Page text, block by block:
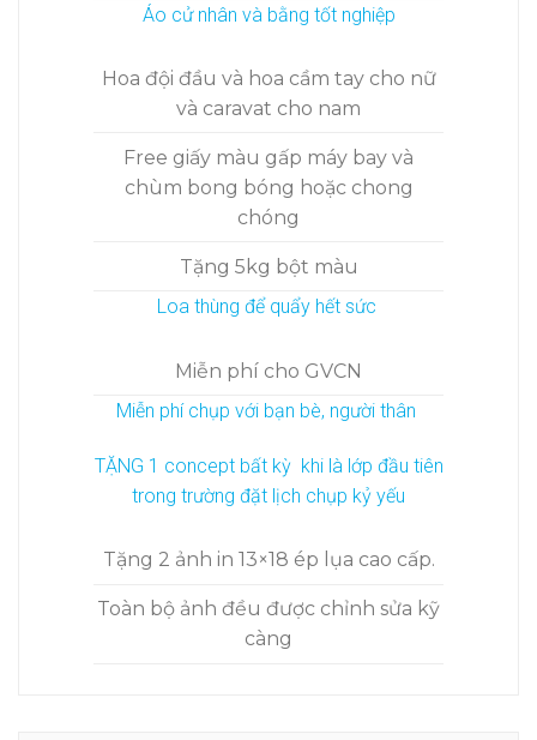
Áo cử nhân và bằng tốt nghiệp
Hoa đội đầu và hoa cầm tay cho nữ
và caravat cho nam
Free giấy màu gấp máy bay và
chùm bong bóng hoặc chong
chóng
Tặng 5kg bột màu
Loa thùng để quẩy hết sức
Miễn phí cho GVCN
Miễn phí chụp với bạn bè, người thân
TẶNG 1 concept bất kỳ khi là lớp đầu tiên
trong trường đặt lịch chụp kỷ yếu
Tặng 2 ảnh in 13×18 ép lụa cao cấp.
Toàn bộ ảnh đều được chỉnh sửa kỹ
càng